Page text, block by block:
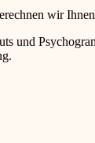
wir
und